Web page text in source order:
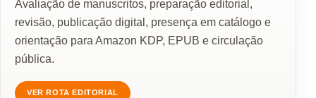
Avaliação de manuscritos, preparação editorial,
revisão, publicação digital, presença em catálogo e
orientação para Amazon KDP, EPUB e circulação
pública.
VER ROTA EDITORIAL